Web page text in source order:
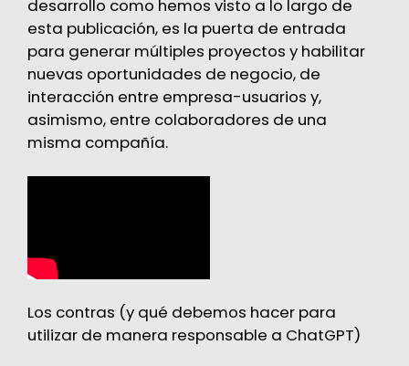
desarrollo como hemos visto a lo largo de
esta publicación, es la puerta de entrada
para generar múltiples proyectos y habilitar
nuevas oportunidades de negocio, de
interacción entre empresa-usuarios y,
asimismo, entre colaboradores de una
misma compañía.
Los contras (y qué debemos hacer para
utilizar de manera responsable a ChatGPT)